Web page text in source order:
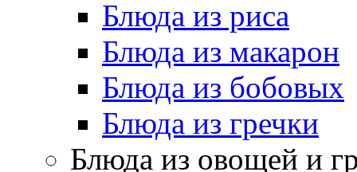
Блюда из риса
Блюда из макарон
Блюда из бобовых
Блюда из гречки
Блюда из овощей и